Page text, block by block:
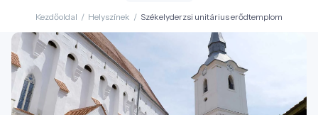
Kezdőoldal / Helyszínek / Székelyderzsi unitárius erődtemplom